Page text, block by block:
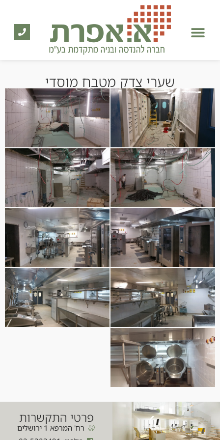
שערי צדק מטבח מוסדי
פרטי התקשרות
רח' המרפא 1 ירושלים